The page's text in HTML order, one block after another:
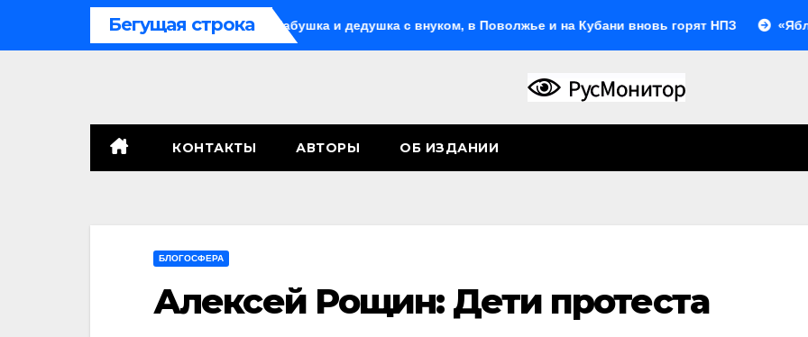
Бегущая строка
Под Киевом убиты бабушка и дедушка с внуком, в Поволжье и на Кубани вновь горят НПЗ «Яблоко»
КОНТАКТЫ АВТОРЫ ОБ ИЗДАНИИ
БЛОГОСФЕРА
Алексей Рощин: Дети протеста